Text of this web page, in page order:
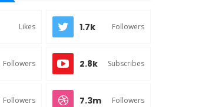
Likes 1.7k Followers
Followers 2.8k Subscribes
Followers 7.3m Followers